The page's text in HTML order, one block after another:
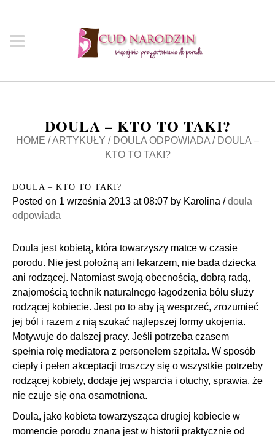
DOULA – KTO TO TAKI?
HOME /ARTYKUŁY / DOULA ODPOWIADA / DOULA –
KTO TO TAKI?
DOULA – KTO TO TAKI?
Posted on 1 września 2013 at 08:07 by Karolina /doula
odpowiada
Doula jest kobietą, która towarzyszy matce w czasie
porodu. Nie jest położną ani lekarzem, nie bada dziecka
ani rodzącej. Natomiast swoją obecnością, dobrą radą,
znajomością technik naturalnego łagodzenia bólu służy
rodzącej kobiecie. Jest po to aby ją wesprzeć, zrozumieć
jej ból i razem z nią szukać najlepszej formy ukojenia.
Motywuje do dalszej pracy. Jeśli potrzeba czasem
spełnia rolę mediatora z personelem szpitala. W sposób
ciepły i pełen akceptacji troszczy się o wszystkie potrzeby
rodzącej kobiety, dodaje jej wsparcia i otuchy, sprawia, że
nie czuje się ona osamotniona.
Doula, jako kobieta towarzysząca drugiej kobiecie w
momencie porodu znana jest w historii praktycznie od